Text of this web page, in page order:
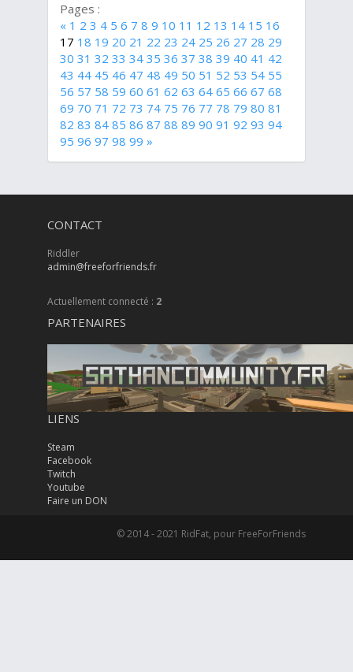
Pages :
« 1 2 3 4 5 6 7 8 9 10 11 12 13 14 15 16
17 18 19 20 21 22 23 24 25 26 27 28 29
30 31 32 33 34 35 36 37 38 39 40 41 42
43 44 45 46 47 48 49 50 51 52 53 54 55
56 57 58 59 60 61 62 63 64 65 66 67 68
69 70 71 72 73 74 75 76 77 78 79 80 81
82 83 84 85 86 87 88 89 90 91 92 93 94
95 96 97 98 99 »
CONTACT
Riddler
admin@freeforfriends.fr
Actuellement connecté : 2
PARTENAIRES
LIENS
Steam
Facebook
Twitch
Youtube
Faire un DON
© 2014 - 2021 RidFat, pour FreeForFriends